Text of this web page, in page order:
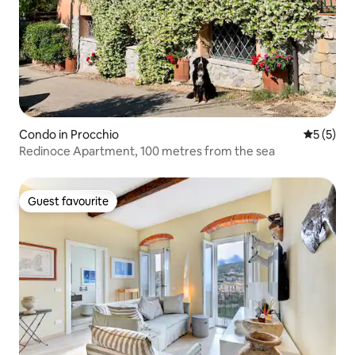
Condo in Procchio 5 out of
5 (5)
Redinoce Apartment, 100 metres from the sea
Guest favourite
Guest favourite